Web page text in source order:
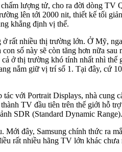
lượng tử, cho ra đời dòng TV
lên tới 2000 nit, thiết kế tối
khẳng định vị thế.
rất nhiều thị trường lớn. Ở Mỹ,
số này sẽ còn tăng hơn nữa sau
ở thị trường khó tính nhất nhì thế
nắm giữ vị trí số 1. Tại đây, cứ
với Portrait Displays, nhà cung
TV đầu tiên trên thế giới hỗ
SDR (Standard Dynamic Range).
Mới đây, Samsung chính thức ra
rất nhiều hãng TV lớn khác chưa